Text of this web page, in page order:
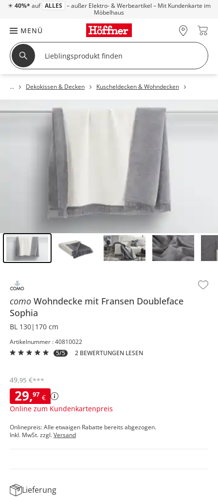
☀ 40%* auf ALLES – außer Elektro- & Werbeartikel – Mit Kundenkarte im
Möbelhaus
MENÜ
Dekokissen & Decken Kuscheldecken & Wohndecken
como Wohndecke mit Fransen Doubleface
Sophia
BL 130|170 cm
Artikelnummer : 40810022
5/5
2 BEWERTUNGEN LESEN
29,97 €
Online zum Kundenkartenpreis
49,95 €***
Onlinepreis: Alle etwaigen Rabatte bereits abgezogen.
Inkl. MwSt. zzgl.Versand
Lieferung